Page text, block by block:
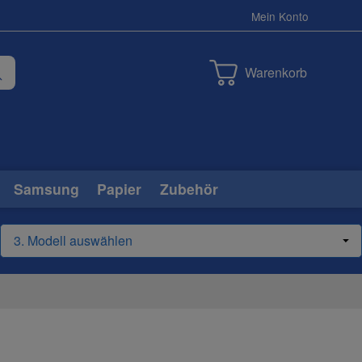
Mein Konto
Warenkorb
Samsung Papier Zubehör